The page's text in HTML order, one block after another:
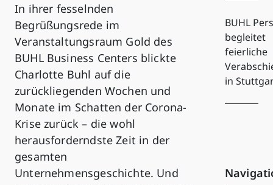
In ihrer fesselnden
Begrüßungsrede im
Veranstaltungsraum Gold des
BUHL Business Centers blickte
Charlotte Buhl auf die
zurückliegenden Wochen und
Monate im Schatten der Corona-
Krise zurück – die wohl
herausforderndste Zeit in der
gesamten
Unternehmensgeschichte. Und
BUHL
begleitet
feierliche
in